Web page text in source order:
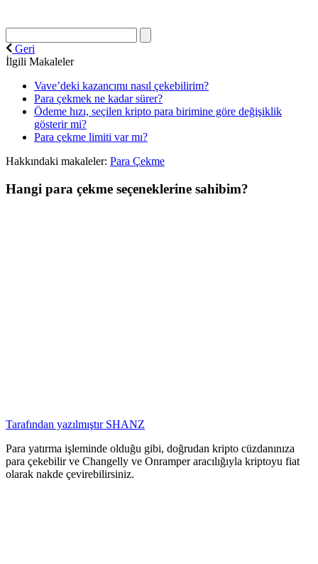
Geri
İlgili Makaleler
Vave’deki kazancımı nasıl çekebilirim?
Para çekmek ne kadar sürer?
Ödeme hızı, seçilen kripto para birimine göre değişiklik
gösterir mi?
Para çekme limiti var mı?
Hakkındaki makaleler: Para Çekme
Hangi para çekme seçeneklerine sahibim?
Tarafından yazılmıştır SHANZ
Para yatırma işleminde olduğu gibi, doğrudan kripto cüzdanınıza
para çekebilir ve Changelly ve Onramper aracılığıyla kriptoyu fiat
olarak nakde çevirebilirsiniz.